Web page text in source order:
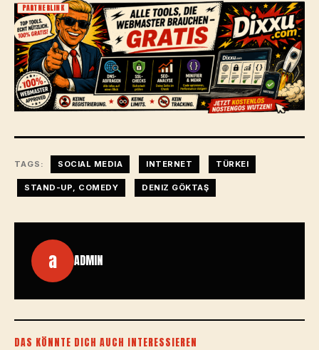
PARTNERLINK
TAGS: SOCIAL MEDIA INTERNET TÜRKEI
STAND-UP, COMEDY DENIZ GÖKTAŞ
a ADMIN
DAS KÖNNTE DICH AUCH INTERESSIEREN